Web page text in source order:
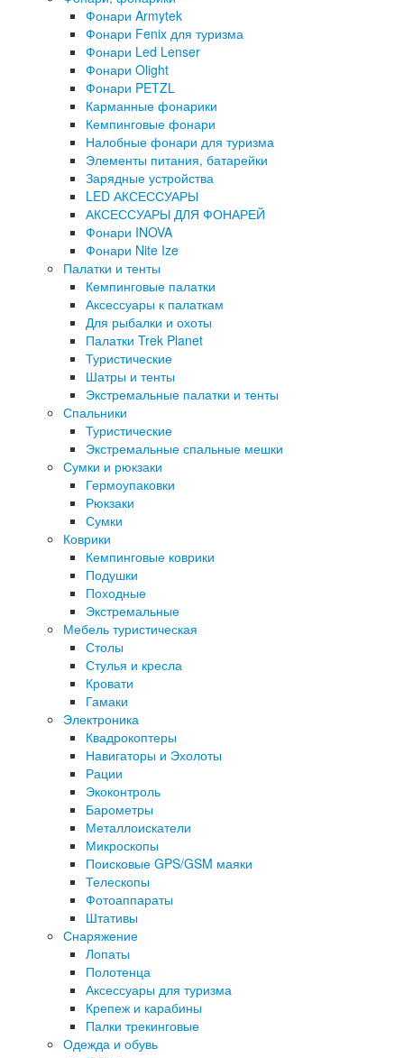
Фонари Armytek
Фонари Fenix для туризма
Фонари Led Lenser
Фонари Olight
Фонари PETZL
Карманные фонарики
Кемпинговые фонари
Налобные фонари для туризма
Элементы питания, батарейки
Зарядные устройства
LED АКСЕССУАРЫ
АКСЕССУАРЫ ДЛЯ ФОНАРЕЙ
Фонари INOVA
Фонари Nite Ize
Палатки и тенты
Кемпинговые палатки
Аксессуары к палаткам
Для рыбалки и охоты
Палатки Trek Planet
Туристические
Шатры и тенты
Экстремальные палатки и тенты
Спальники
Туристические
Экстремальные спальные мешки
Сумки и рюкзаки
Гермоупаковки
Рюкзаки
Сумки
Коврики
Кемпинговые коврики
Подушки
Походные
Экстремальные
Мебель туристическая
Столы
Стулья и кресла
Кровати
Гамаки
Электроника
Квадрокоптеры
Навигаторы и Эхолоты
Рации
Экоконтроль
Барометры
Металлоискатели
Микроскопы
Поисковые GPS/GSM маяки
Телескопы
Фотоаппараты
Штативы
Снаряжение
Лопаты
Полотенца
Аксессуары для туризма
Крепеж и карабины
Палки трекинговые
Одежда и обувь